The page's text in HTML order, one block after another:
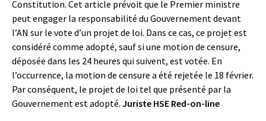
Constitution. Cet article prévoit que le Premier ministre
peut engager la responsabilité du Gouvernement devant
l’AN sur le vote d’un projet de loi. Dans ce cas, ce projet est
considéré comme adopté, sauf si une motion de censure,
déposée dans les 24 heures qui suivent, est votée. En
l’occurrence, la motion de censure a été rejetée le 18 février.
Par conséquent, le projet de loi tel que présenté par la
Gouvernement est adopté. Juriste HSE Red-on-line